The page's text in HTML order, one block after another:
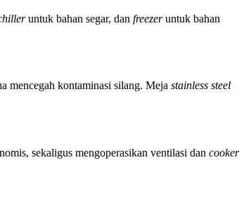
untuk bahan segar, dan freezeruntuk bahan
mencegah kontaminasi silang. Meja stainless steel
sekaligus mengoperasikan ventilasi dan cooker